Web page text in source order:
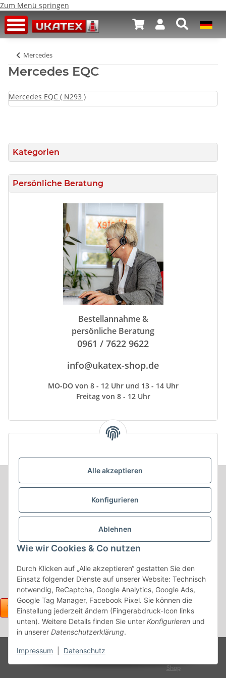
Zum Menü springen
Alle akzeptieren
Konfigurieren
Ablehnen
Wie wir Cookies & Co nutzen
Durch Klicken auf „Alle akzeptieren“ gestatten Sie den
Einsatz folgender Dienste auf unserer Website: Technisch
notwendig, ReCaptcha, Google Analytics, Google Ads,
Google Tag Manager, Facebook Pixel. Sie können die
Einstellung jederzeit ändern (Fingerabdruck-Icon links
unten). Weitere Details finden Sie unter Konfigurieren und
in unserer Datenschutzerklärung.
Impressum Datenschutz
Mercedes
Mercedes EQC
Mercedes EQC ( N293 )
Kategorien
Persönliche Beratung
Bestellannahme &
persönliche Beratung
0961 / 7622 9622
info@ukatex-shop.de
MO-DO von 8 - 12 Uhr und 13 - 14 Uhr
Freitag von 8 - 12 Uhr
Informationen
Produkt Informationen
Shop Informationen
Gesetzliche Informationen
* Alle Preise inkl. gesetzlicher USt., zzgl.
Shop